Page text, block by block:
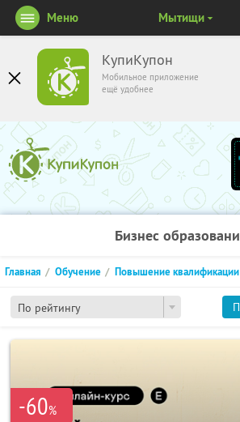
КупиКупон
Мобильное приложение
ещё удобнее
Меню Мытищи
Бизнес
По рейтингу
Главная Обучение Повышение квалификации
-60%